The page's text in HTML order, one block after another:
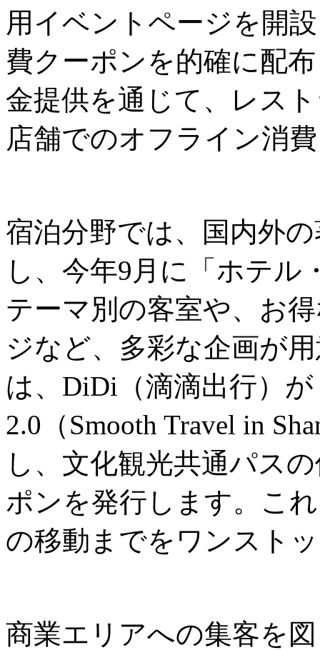
用イベントページを開
費クーポンを的確に配
金提供を通じて、レス
店舗でのオフライン消
宿泊分野では、国内外
し、今年9月に「ホテル
テーマ別の客室や、お
ジなど、多彩な企画が
は、DiDi（滴滴出行）
2.0（Smooth Travel in
し、文化観光共通パス
ポンを発行します。こ
の移動までをワンスト
商業エリアへの集客を